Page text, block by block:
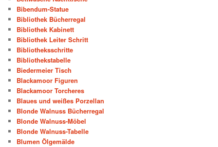
Bibendum-Statue
Bibliothek Bücherregal
Bibliothek Kabinett
Bibliothek Leiter Schritt
Bibliotheksschritte
Bibliothekstabelle
Biedermeier Tisch
Blackamoor Figuren
Blackamoor Torcheres
Blaues und weißes Porzellan
Blonde Walnuss Bücherregal
Blonde Walnuss-Möbel
Blonde Walnuss-Tabelle
Blumen Ölgemälde